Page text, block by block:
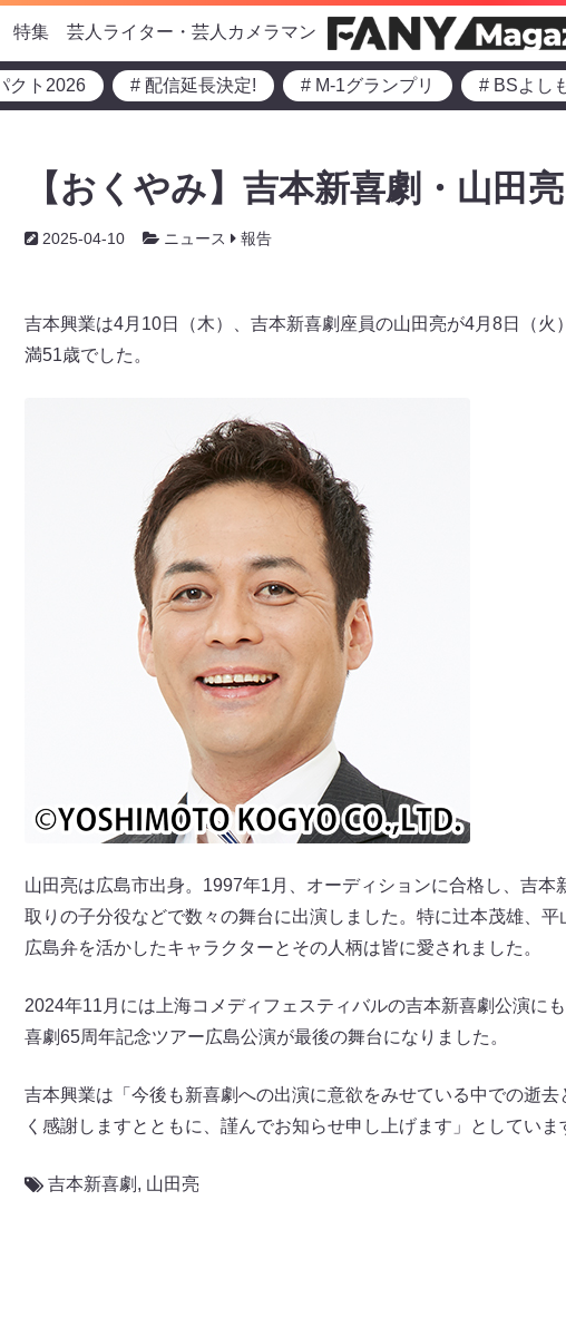
特集 芸人ライター・芸人カメラマン
クト2026 # 配信延長決定! # M-1グランプリ # BSよし
【おくやみ】吉本新喜劇・山田
2025-04-10 ニュース 報告
吉本興業は4月10日（木）、吉本新喜劇座員の山田亮が4月8日（火
満51歳でした。
山田亮は広島市出身。1997年1月、オーディションに合格し、吉
取りの子分役などで数々の舞台に出演しました。特に辻本茂雄、平
広島弁を活かしたキャラクターとその人柄は皆に愛されました。
2024年11月には上海コメディフェスティバルの吉本新喜劇公演に
喜劇65周年記念ツアー広島公演が最後の舞台になりました。
吉本興業は「今後も新喜劇への出演に意欲をみせている中での逝
く感謝しますとともに、謹んでお知らせ申し上げます」としていま
吉本新喜劇 , 山田亮